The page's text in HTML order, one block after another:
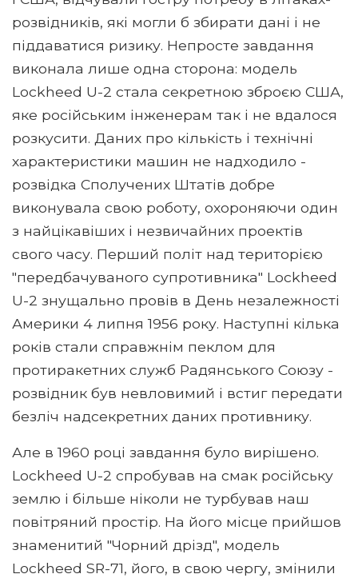
розвідників, які могли б збирати дані і не
піддаватися ризику. Непросте завдання
виконала лише одна сторона: модель
Lockheed U-2 стала секретною зброєю США,
яке російським інженерам так і не вдалося
розкусити. Даних про кількість і технічні
характеристики машин не надходило -
розвідка Сполучених Штатів добре
виконувала свою роботу, охороняючи один
з найцікавіших і незвичайних проектів
свого часу. Перший політ над територією
"передбачуваного супротивника" Lockheed
U-2 знущально провів в День незалежності
Америки 4 липня 1956 року. Наступні кілька
років стали справжнім пеклом для
протиракетних служб Радянського Союзу -
розвідник був невловимий і встиг передати
безліч надсекретних даних противнику.
Але в 1960 році завдання було вирішено.
Lockheed U-2 спробував на смак російську
землю і більше ніколи не турбував наш
повітряний простір. На його місце прийшов
знаменитий "Чорний дрізд", модель
Lockheed SR-71, його, в свою чергу, змінили